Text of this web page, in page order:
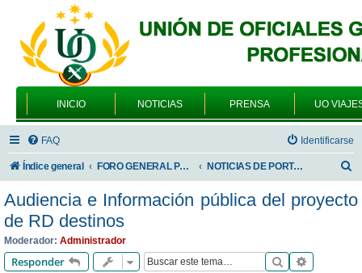
INICIO NOTICIAS PRENSA UO
FAQ Identificarse
Índice general FORO GENERAL PARA TODOS LOS USUARIOS NOTICIAS DE PORTADA
s
Audiencia e Información pública del proyecto
de RD destinos
Moderador: Administrador
Responder Buscar